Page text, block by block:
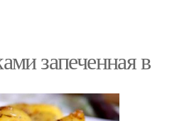
запеченная в